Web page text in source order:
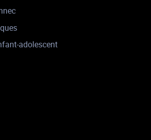
adolescent